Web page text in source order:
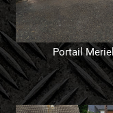
Portail Meriel